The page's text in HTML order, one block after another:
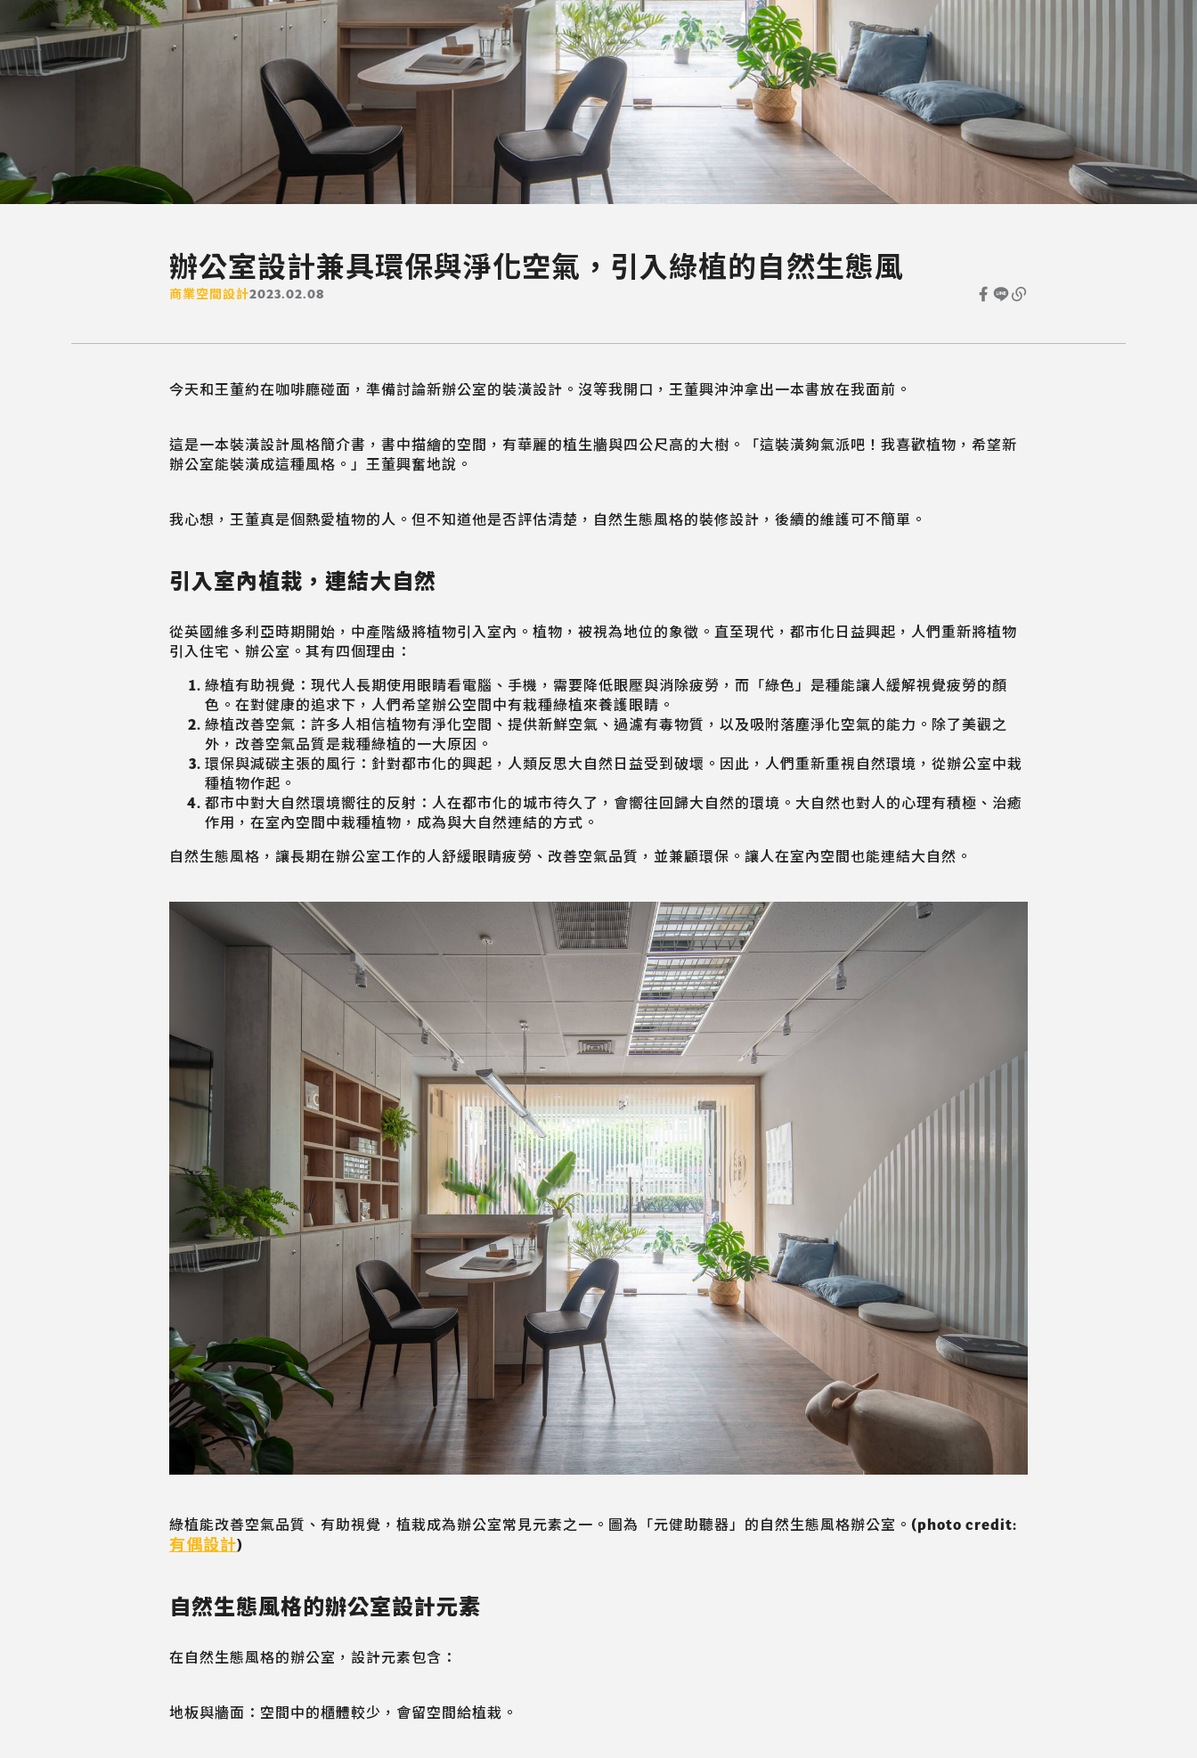
辦公室設計兼具環保與淨化空氣，引入綠植的自然生態風
商業空間設計2023.02.08
今天和王董約在咖啡廳碰面，準備討論新辦公室的裝潢設計。沒等我開口，王董興沖沖拿出一本書放在我面前。
這是一本裝潢設計風格簡介書，書中描繪的空間，有華麗的植生牆與四公尺高的大樹。「這裝潢夠氣派吧！我喜歡植物，希望新
辦公室能裝潢成這種風格。」王董興奮地說。
我心想，王董真是個熱愛植物的人。但不知道他是否評估清楚，自然生態風格的裝修設計，後續的維護可不簡單。
引入室內植栽，連結大自然
從英國維多利亞時期開始，中產階級將植物引入室內。植物，被視為地位的象徵。直至現代，都市化日益興起，人們重新將植物
引入住宅、辦公室。其有四個理由：
綠植有助視覺：現代人長期使用眼睛看電腦、手機，需要降低眼壓與消除疲勞，而「綠色」是種能讓人緩解視覺疲勞的顏
色。在對健康的追求下，人們希望辦公空間中有栽種綠植來養護眼睛。
綠植改善空氣：許多人相信植物有淨化空間、提供新鮮空氣、過濾有毒物質，以及吸附落塵淨化空氣的能力。除了美觀之
外，改善空氣品質是栽種綠植的一大原因。
環保與減碳主張的風行：針對都市化的興起，人類反思大自然日益受到破壞。因此，人們重新重視自然環境，從辦公室中栽
種植物作起。
都市中對大自然環境嚮往的反射：人在都市化的城市待久了，會嚮往回歸大自然的環境。大自然也對人的心理有積極、治癒
作用，在室內空間中栽種植物，成為與大自然連結的方式。
自然生態風格，讓長期在辦公室工作的人舒緩眼睛疲勞、改善空氣品質，並兼顧環保。讓人在室內空間也能連結大自然。
綠植能改善空氣品質、有助視覺，植栽成為辦公室常見元素之一。圖為「元健助聽器」的自然生態風格辦公室。(photo credit:
有偶設計)
自然生態風格的辦公室設計元素
在自然生態風格的辦公室，設計元素包含：
地板與牆面：空間中的櫃體較少，會留空間給植栽。